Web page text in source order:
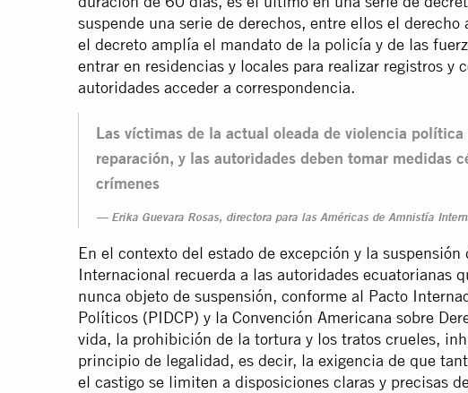
suspende una serie de derechos, entre ellos el
el decreto amplía el mandato de la policía y de las
entrar en residencias y locales para realizar registros y
autoridades acceder a correspondencia.
Las víctimas de la actual oleada de violencia
reparación, y las autoridades deben tomar medidas
crímenes
Erika Guevara Rosas, directora para las Américas de Amnistía
En el contexto del estado de excepción y la
Internacional recuerda a las autoridades ecuatorianas
nunca objeto de suspensión, conforme al Pacto
Políticos (PIDCP) y la Convención Americana sobre
vida, la prohibición de la tortura y los tratos crueles,
principio de legalidad, es decir, la exigencia de que
el castigo se limiten a disposiciones claras y precisas